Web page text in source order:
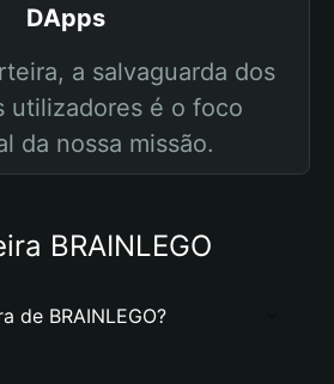
DApps
a salvaguarda dos
utilizadores é o foco
da nossa missão.
BRAINLEGO
de BRAINLEGO?